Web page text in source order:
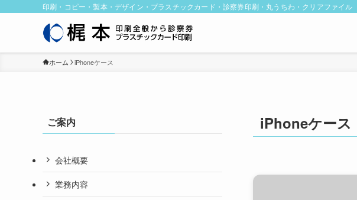
印刷・コピー・製本・デザイン・プラスチックカード・診察券印刷・丸うちわ・クリアファイル
ホーム iPhoneケース
iPhoneケース
ご案内
会社概要
業務内容